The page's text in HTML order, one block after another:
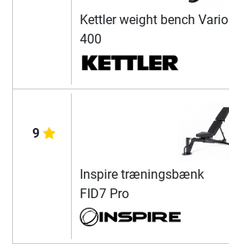
Kettler weight bench Vario
400
9
Inspire træningsbænk
FID7 Pro